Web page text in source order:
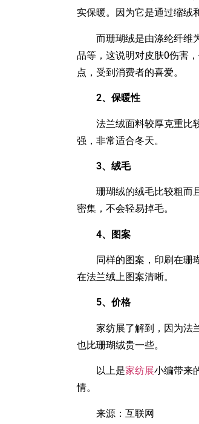
实保暖。因为它是通过缩绒
而珊瑚绒是由涤纶纤维为
品等，这说明对皮肤0伤害
点，受到消费者的喜爱。
2、保暖性
法兰绒面料较厚克重比较
强，非常适合冬天。
3、绒毛
珊瑚绒的绒毛比较粗而且
密集，不会轻易掉毛。
4、图案
同样的图案，印刷在珊瑚
在法兰绒上图案清晰。
5、价格
家纺展了解到，因为法兰
也比珊瑚绒贵一些。
以上是家纺展小编带来
情。
来源：互联网